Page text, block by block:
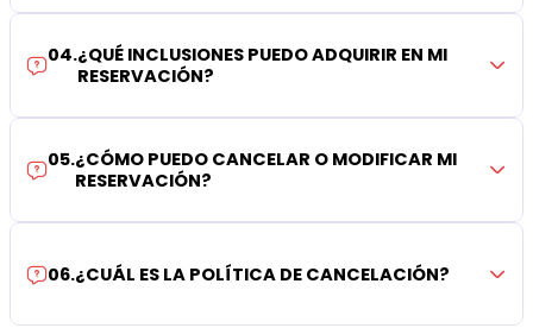
04.¿QUÉ INCLUSIONES PUEDO ADQUIRIR EN MI
RESERVACIÓN?
05.¿CÓMO PUEDO CANCELAR O MODIFICAR MI
RESERVACIÓN?
06.¿CUÁL ES LA POLÍTICA DE CANCELACIÓN?